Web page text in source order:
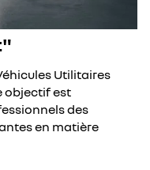
Utilitaires
objectif est
des
en matière